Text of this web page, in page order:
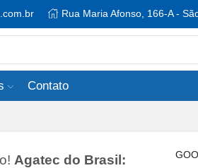
Rua Maria Afonso, 166-A -
Contato
Agatec do Brasil: